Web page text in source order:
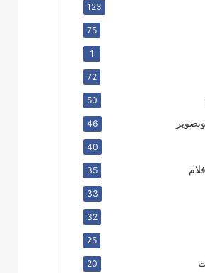
123
75
1
72
50
46
40
35
33
32
25
20